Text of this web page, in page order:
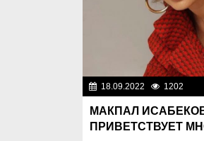
18.09.2022 1202
МАКПАЛ
ПРИВЕТСТВУЕТ